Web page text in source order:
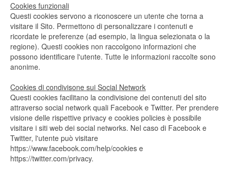
Cookies funzionali
Questi cookies servono a riconoscere un utente che torna a
visitare il Sito. Permettono di personalizzare i contenuti e
ricordate le preferenze (ad esempio, la lingua selezionata o la
regione). Questi cookies non raccolgono informazioni che
possono identificare l'utente. Tutte le informazioni raccolte sono
anonime.
Cookies di condivisone sui Social Network
Questi cookies facilitano la condivisione dei contenuti del sito
attraverso social network quali Facebook e Twitter. Per prendere
visione delle rispettive privacy e cookies policies è possibile
visitare i siti web dei social networks. Nel caso di Facebook e
Twitter, l'utente può visitare
https://www.facebook.com/help/cookies e
https://twitter.com/privacy.